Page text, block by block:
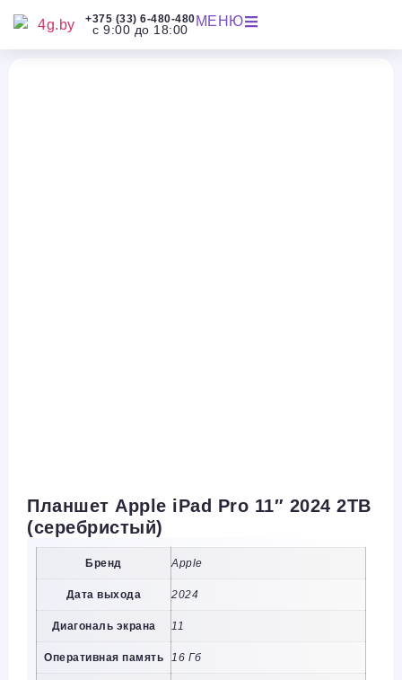
+375 (33) 6-480-480
с 9:00 до 18:00
МЕНЮ
Планшет Apple iPad Pro 11″ 2024 2TB
(серебристый)
Бренд Apple
Дата выхода 2024
Диагональ экрана 11
Оперативная память 16 Гб